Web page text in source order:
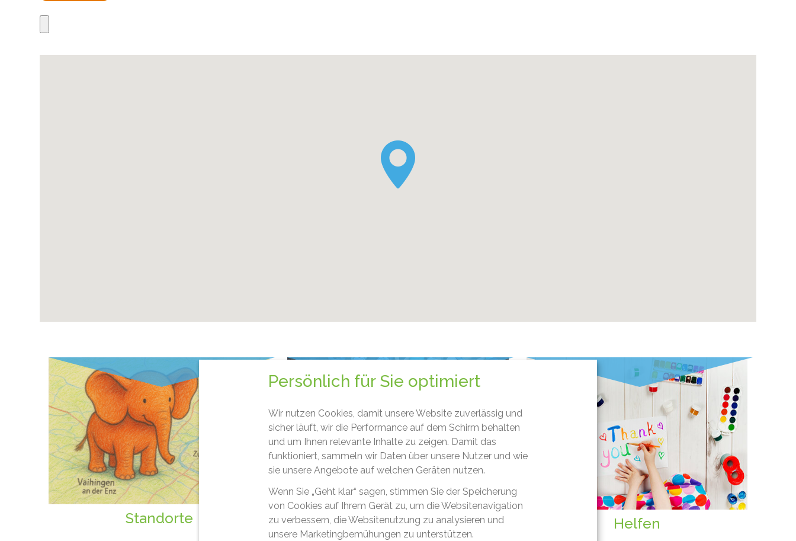
Standorte POLIFANT Helfen
Persönlich für Sie optimiert
Wir nutzen Cookies, damit unsere Website zuverlässig und
sicher läuft, wir die Performance auf dem Schirm behalten
und um Ihnen relevante Inhalte zu zeigen. Damit das
funktioniert, sammeln wir Daten über unsere Nutzer und wie
sie unsere Angebote auf welchen Geräten nutzen.
Wenn Sie „Geht klar“ sagen, stimmen Sie der Speicherung
von Cookies auf Ihrem Gerät zu, um die Websitenavigation
zu verbessern, die Websitenutzung zu analysieren und
unsere Marketingbemühungen zu unterstützen.